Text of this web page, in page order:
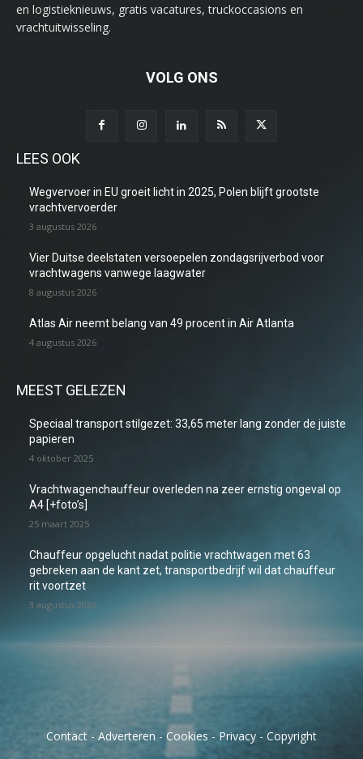
en logistieknieuws, gratis vacatures, truckoccasions en
vrachtuitwisseling.
VOLG ONS
LEES OOK
Wegvervoer in EU groeit licht in 2025, Polen blijft grootste
vrachtvervoerder
3 augustus 2026
Vier Duitse deelstaten versoepelen zondagsrijverbod voor
vrachtwagens vanwege laagwater
8 augustus 2026
Atlas Air neemt belang van 49 procent in Air Atlanta
4 augustus 2026
MEEST GELEZEN
Speciaal transport stilgezet: 33,65 meter lang zonder de juiste
papieren
4 oktober 2025
Vrachtwagenchauffeur overleden na zeer ernstig ongeval op
A4 [+foto’s]
25 maart 2025
Chauffeur opgelucht nadat politie vrachtwagen met 63
gebreken aan de kant zet, transportbedrijf wil dat chauffeur
rit voortzet
3 augustus 2026
Contact - Adverteren - Cookies - Privacy - Copyright